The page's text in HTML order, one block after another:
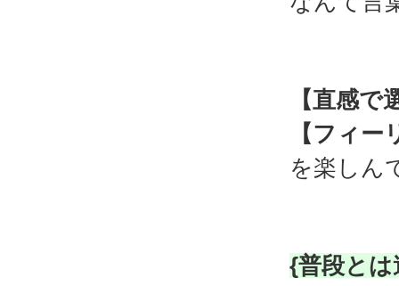
【直感で
【フィ
を楽しん
{普段と